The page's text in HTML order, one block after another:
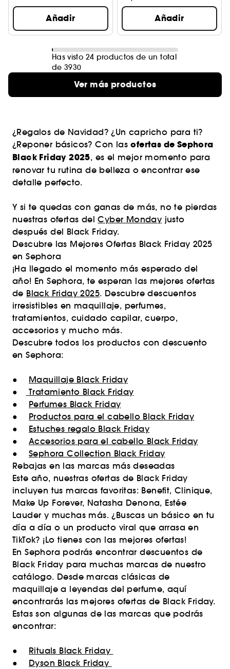
Añadir Añadir
Has visto 24 productos de un total
de 3930
Ver más productos
¿Regalos de Navidad? ¿Un capricho para ti?
¿Reponer básicos? Con lasofertas de Sephora
Black Friday 2025, es el mejor momento para
renovar tu rutina de belleza o encontrar ese
detalle perfecto.
Y si te quedas con ganas de más, no te pierdas
nuestras ofertas delCyber Monday justo
después del Black Friday.
Descubre las Mejores Ofertas Black Friday 2025
en Sephora
¡Ha llegado el momento más esperado del
año! En Sephora, te esperan las mejores ofertas
de Black Friday 2025. Descubre descuentos
irresistibles en maquillaje, perfumes,
tratamientos, cuidado capilar, cuerpo,
accesorios y mucho más.
Descubre todos los productos con descuento
en Sephora:
● Maquillaje Black Friday
●
Tratamiento Black Friday
● Perfumes Black Friday
● Productos para el cabello Black Friday
● Estuches regalo Black Friday
● Accesorios para el cabello Black Friday
● Sephora Collection Black Friday
Rebajas en las marcas más deseadas
Este año, nuestras ofertas de Black Friday
incluyen tus marcas favoritas: Benefit, Clinique,
Make Up Forever, Natasha Denona, Estée
Lauder y muchas más. ¿Buscas un básico en tu
día a día o un producto viral que arrasa en
TikTok? ¡Lo tienes con las mejores ofertas!
En Sephora podrás encontrar descuentos de
Black Friday para muchas marcas de nuestro
catálogo. Desde marcas clásicas de
maquillaje a leyendas del perfume, aquí
encontrarás las mejores ofertas de Black Friday.
Estas son algunas de las marcas que podrás
encontrar:
● Rituals Black Friday
● Dyson Black Friday